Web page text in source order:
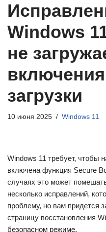
Windows
не
загрузки
10 июня 2025 Windows 11
Windows 11 требует, чтобы
включена функция Secure
случаях это может
несколько исправлений,
проблему, но вам придется
страницу восстановления
безопасном режиме.